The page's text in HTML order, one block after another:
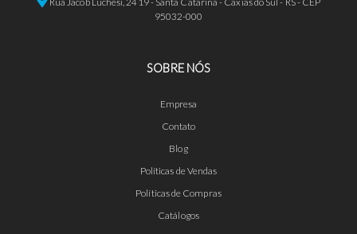
95032-000
SOBRE NÓS
Empresa
Contato
Blog
Políticas de Vendas
Políticas de Compras
Catálogos